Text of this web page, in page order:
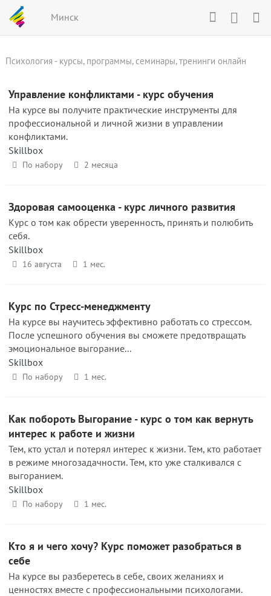
Минск
Психология - курсы, программы, семинары, тренинги онлайн
Управление конфликтами - курс обучения
На курсе вы получите практические инструменты для
профессиональной и личной жизни в управлении
конфликтами.
Skillbox
По набору 2 месяца
Здоровая самооценка - курс личного развития
Курс о том как обрести уверенность, принять и полюбить
себя.
Skillbox
16 августа 1 мес.
Курс по Стресс-менеджменту
На курсе вы научитесь эффективно работать со стрессом.
После успешного обучения вы сможете предотвращать
эмоциональное выгорание...
Skillbox
По набору 1 мес.
Как побороть Выгорание - курс о том как вернуть
интерес к работе и жизни
Тем, кто устал и потерял интерес к жизни. Тем, кто работает
в режиме многозадачности. Тем, кто уже сталкивался с
выгоранием.
Skillbox
По набору 1 мес.
Кто я и чего хочу? Курс поможет разобраться в
себе
На курсе вы разберетесь в себе, своих желаниях и
ценностях вместе с профессиональными психологами.